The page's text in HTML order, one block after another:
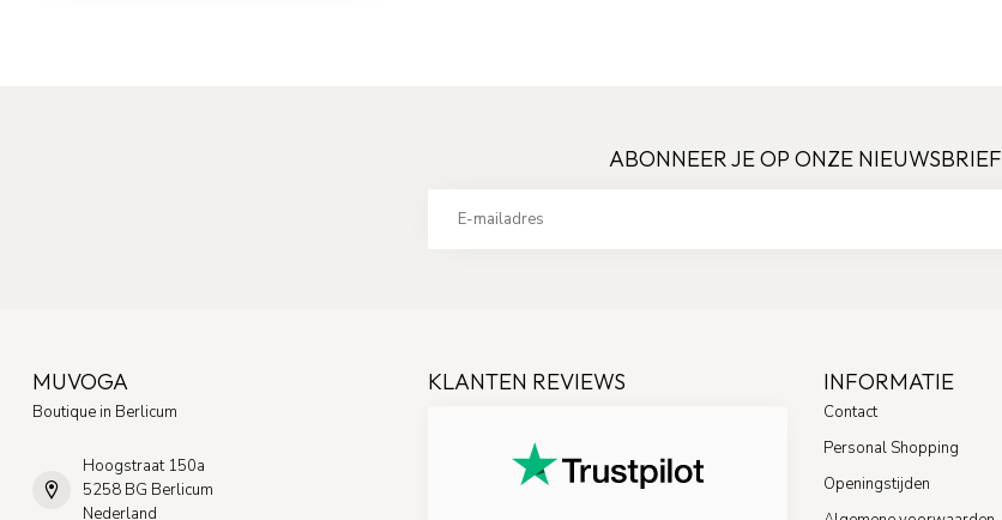
ABONNEER JE OP ONZE NIEUWSBRIEF
MUVOGA
Boutique in Berlicum
Hoogstraat 150a
5258 BG Berlicum
Nederland
KLANTEN REVIEWS INFORMATIE
Contact
Personal Shopping
Openingstijden